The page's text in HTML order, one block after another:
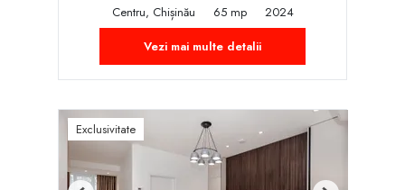
Centru, Chișinău
65 mp
2024
Vezi mai multe detalii
Exclusivitate